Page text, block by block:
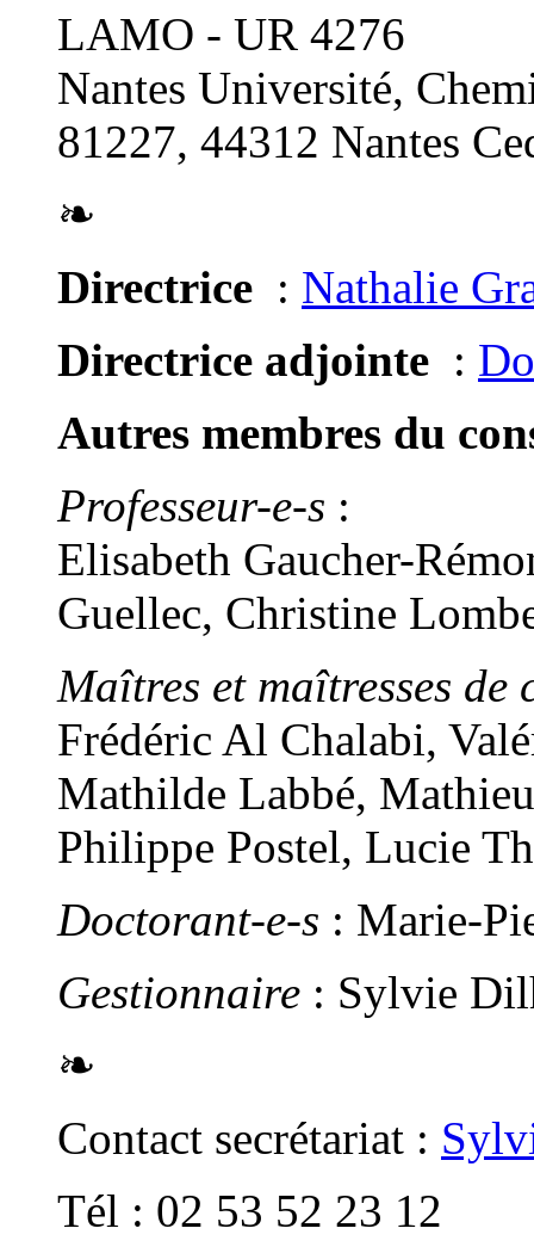
LAMO - UR 4276
Nantes Université,
81227, 44312 Nantes
❧
Directrice : Nathalie
Directrice adjointe :
Autres membres du
Professeur-e-s :
Elisabeth Gaucher-
Guellec, Christine
Maîtres et maîtresses de
Frédéric Al Chalabi,
Mathilde Labbé,
Philippe Postel, Lucie
Doctorant-e-s : Marie-
Gestionnaire : Sylvie
❧
Contact secrétariat :
Tél : 02 53 52 23 12